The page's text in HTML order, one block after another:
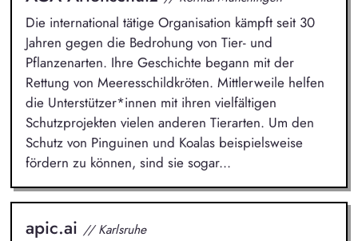
Die international tätige Organisation kämpft seit 30
Jahren gegen die Bedrohung von Tier- und
Pflanzenarten. Ihre Geschichte begann mit der
Rettung von Meeresschildkröten. Mittlerweile helfen
die Unterstützer*innen mit ihren vielfältigen
Schutzprojekten vielen anderen Tierarten. Um den
Schutz von Pinguinen und Koalas beispielsweise
fördern zu können, sind sie sogar...
apic.ai // Karlsruhe